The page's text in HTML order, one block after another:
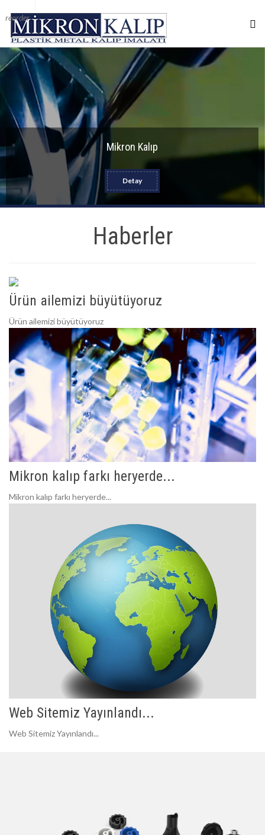
reorder
Mikron Kalıp
Detay
Haberler
Ürün ailemizi büyütüyoruz
Ürün ailemizi büyütüyoruz
Mikron kalıp farkı heryerde...
Mikron kalıp farkı heryerde...
Web Sitemiz Yayınlandı...
Web Sitemiz Yayınlandı...